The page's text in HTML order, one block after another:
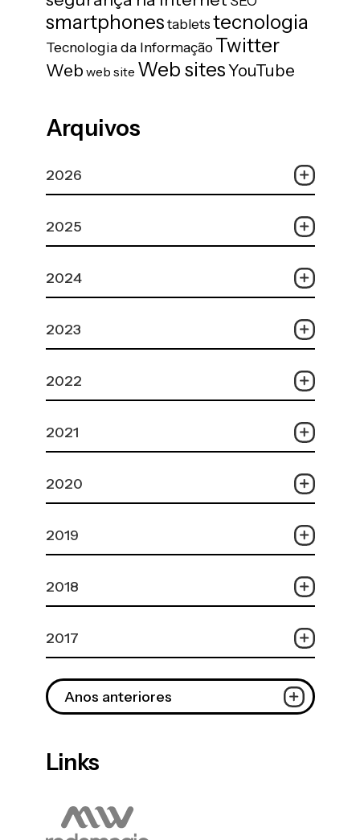
smartphones tablets tecnologia
Tecnologia da Informação Twitter
Web web site Web sitesYouTube
Arquivos
2026
2025
2024
2023
2022
2021
2020
2019
2018
2017
Anos anteriores
Links